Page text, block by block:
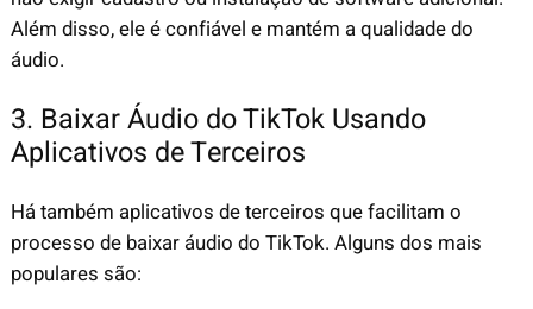
Além disso, ele é confiável e mantém a qualidade do
áudio.
3. Baixar Áudio do TikTok Usando
Aplicativos de Terceiros
Há também aplicativos de terceiros que facilitam o
processo de baixar áudio do TikTok. Alguns dos mais
populares são: